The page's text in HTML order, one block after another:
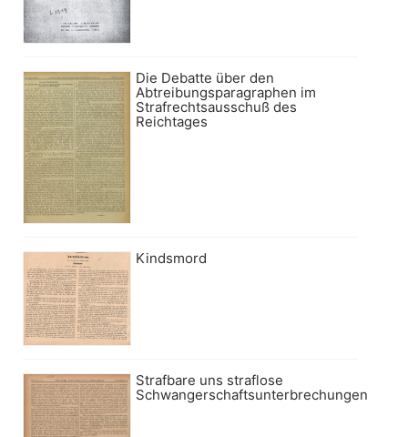
Die Debatte über den
Abtreibungsparagraphen im
Strafrechtsausschuß des
Reichtages
Kindsmord
Strafbare uns straflose
Schwangerschaftsunterbrechungen